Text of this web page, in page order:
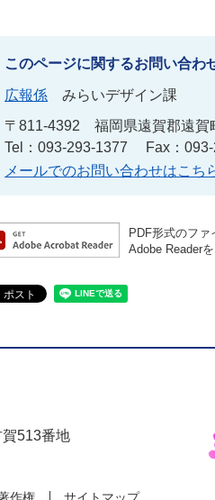
このページに関するお問い合わ
広報係
みらいデザイン課
〒811-4392
福岡県遠賀郡遠賀
Tel：093-293-1377
Fax：
メールでのお問い合わせはこち
PDF形式のファ
Adobe Reader
513番地
作権 サイトマップ